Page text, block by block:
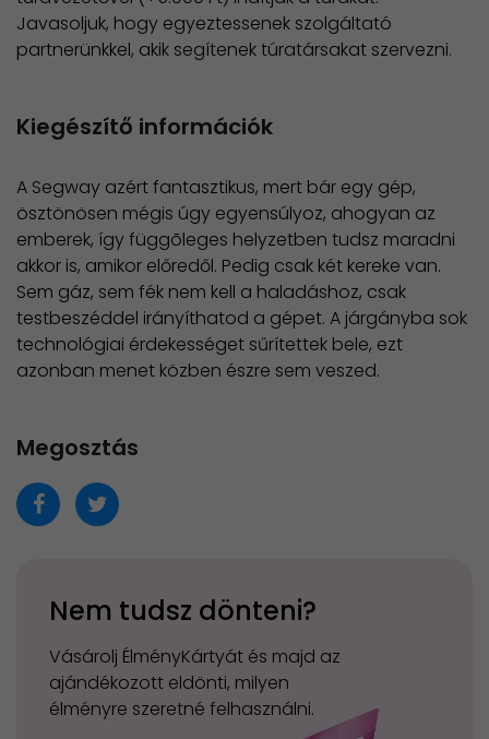
Javasoljuk, hogy egyeztessenek szolgáltató
partnerünkkel, akik segítenek túratársakat szervezni.
Kiegészítő információk
A Segway azért fantasztikus, mert bár egy gép,
ösztönösen mégis úgy egyensúlyoz, ahogyan az
emberek, így függõleges helyzetben tudsz maradni
akkor is, amikor előredől. Pedig csak két kereke van.
Sem gáz, sem fék nem kell a haladáshoz, csak
testbeszéddel irányíthatod a gépet. A járgányba sok
technológiai érdekességet sűrítettek bele, ezt
azonban menet közben észre sem veszed.
Megosztás
Nem tudsz dönteni?
Vásárolj ÉlményKártyát és majd az
ajándékozott eldönti, milyen
élményre szeretné felhasználni.